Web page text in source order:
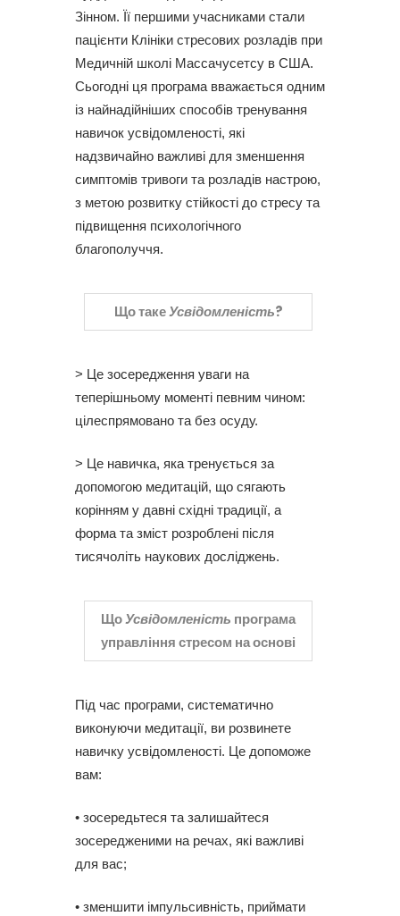
Зінном. Її першими учасниками стали
пацієнти Клініки стресових розладів при
Медичній школі Массачусетсу в США.
Сьогодні ця програма вважається одним
із найнадійніших способів тренування
навичок усвідомленості, які
надзвичайно важливі для зменшення
симптомів тривоги та розладів настрою,
з метою розвитку стійкості до стресу та
підвищення психологічного
благополуччя.
Що такеУсвідомленість?
> Це зосередження уваги на
теперішньому моменті певним чином:
цілеспрямовано та без осуду.
> Це навичка, яка тренується за
допомогою медитацій, що сягають
корінням у давні східні традиції, а
форма та зміст розроблені після
тисячоліть наукових досліджень.
ЩоУсвідомленість програма
управління стресом на основі
Під час програми, систематично
виконуючи медитації, ви розвинете
навичку усвідомленості. Це допоможе
вам:
• зосередьтеся та залишайтеся
зосередженими на речах, які важливі
для вас;
• зменшити імпульсивність, приймати